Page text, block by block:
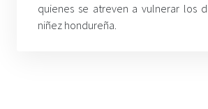
quienes se atreven a vulnerar los
niñez hondureña.